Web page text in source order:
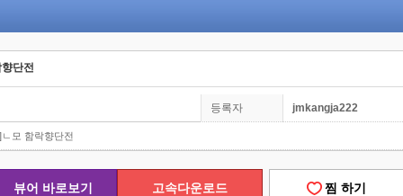
단전
등록자 jmkangja222
모 함락향단전
뷰어 바로보기 고속다운로드 찜 하기